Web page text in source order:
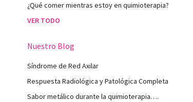
¿Qué comer mientras estoy en quimioterapia?
VER TODO
Nuestro Blog
Síndrome de Red Axilar
Respuesta Radiológica y Patológica Completa
Sabor metálico durante la quimioterapia….